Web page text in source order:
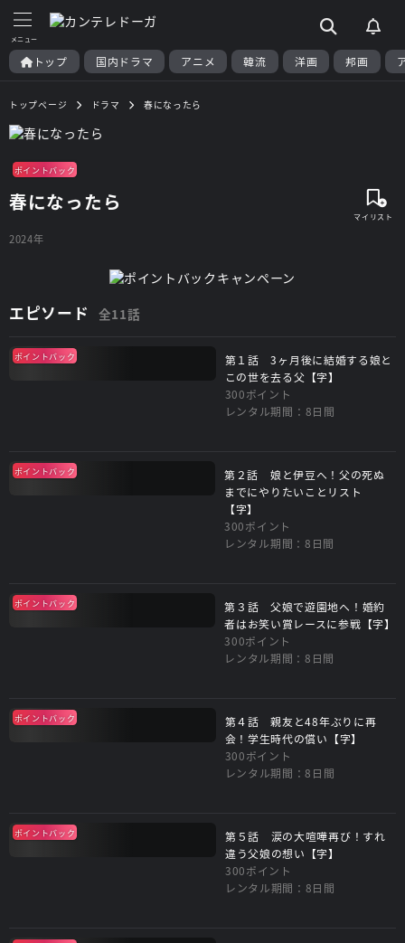
トップ 国内ドラマ アニメ 韓流 洋画 邦画
トップページ ドラマ 春になったら
ポイントバック
春になったら
2024年
エピソード 全11話
ポイントバック
第１話 3ヶ月後に結婚する娘と
この世を去る父【字】
300ポイント
レンタル期間：8日間
ポイントバック
第２話 娘と伊豆へ！父の死ぬ
までにやりたいことリスト
【字】
300ポイント
レンタル期間：8日間
ポイントバック
第３話 父娘で遊園地へ！婚約
者はお笑い賞レースに参戦【字】
300ポイント
レンタル期間：8日間
ポイントバック
第４話 親友と48年ぶりに再
会！学生時代の償い【字】
300ポイント
レンタル期間：8日間
ポイントバック
第５話 涙の大喧嘩再び！すれ
違う父娘の想い【字】
300ポイント
レンタル期間：8日間